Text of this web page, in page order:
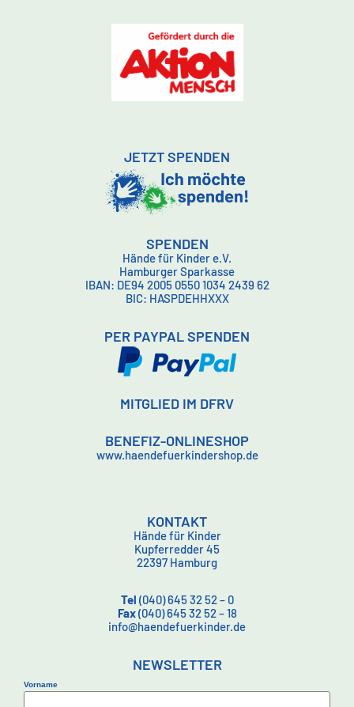
JETZT SPENDEN
SPENDEN
Hände für Kinder e.V.
Hamburger Sparkasse
IBAN: DE94 2005 0550 1034 2439 62
BIC: HASPDEHHXXX
PER PAYPAL SPENDEN
MITGLIED IM DFRV
BENEFIZ-ONLINESHOP
www.haendefuerkindershop.de
KONTAKT
Hände für Kinder
Kupferredder 45
22397 Hamburg
Tel (040) 645 32 52 – 0
Fax(040) 645 32 52 – 18
info@haendefuerkinder.de
NEWSLETTER
Vorname